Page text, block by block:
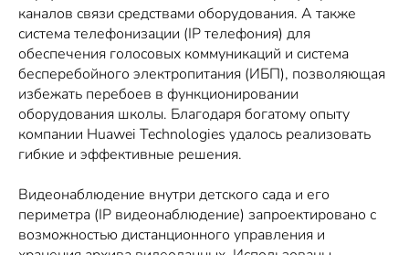
каналов связи средствами оборудования. А также
система телефонизации (IP телефония) для
обеспечения голосовых коммуникаций и система
бесперебойного электропитания (ИБП), позволяющая
избежать перебоев в функционировании
оборудования школы. Благодаря богатому опыту
компании Huawei Technologies удалось реализовать
гибкие и эффективные решения.
Видеонаблюдение внутри детского сада и его
периметра (IP видеонаблюдение) запроектировано с
возможностью дистанционного управления и